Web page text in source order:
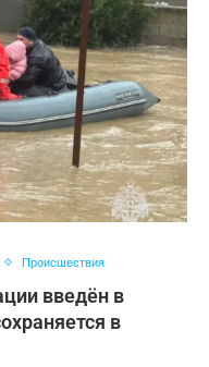
Происшествия
введён в
в